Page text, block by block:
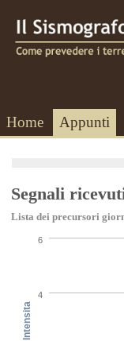
Home Appunti
Segnali
Lista dei precursori
Intensita
4
6